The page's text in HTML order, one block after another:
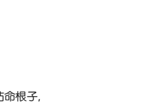
命根子,